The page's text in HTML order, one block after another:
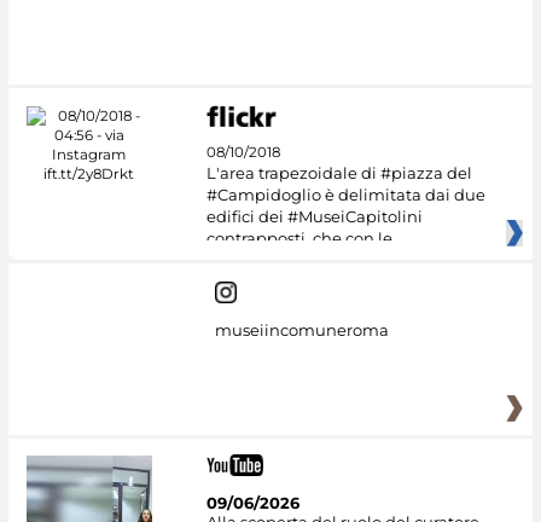
08/10/2018
L'area trapezoidale di #piazza del
#Campidoglio è delimitata dai due
edifici dei #MuseiCapitolini
contrapposti, che con le
museiincomuneroma
09/06/2026